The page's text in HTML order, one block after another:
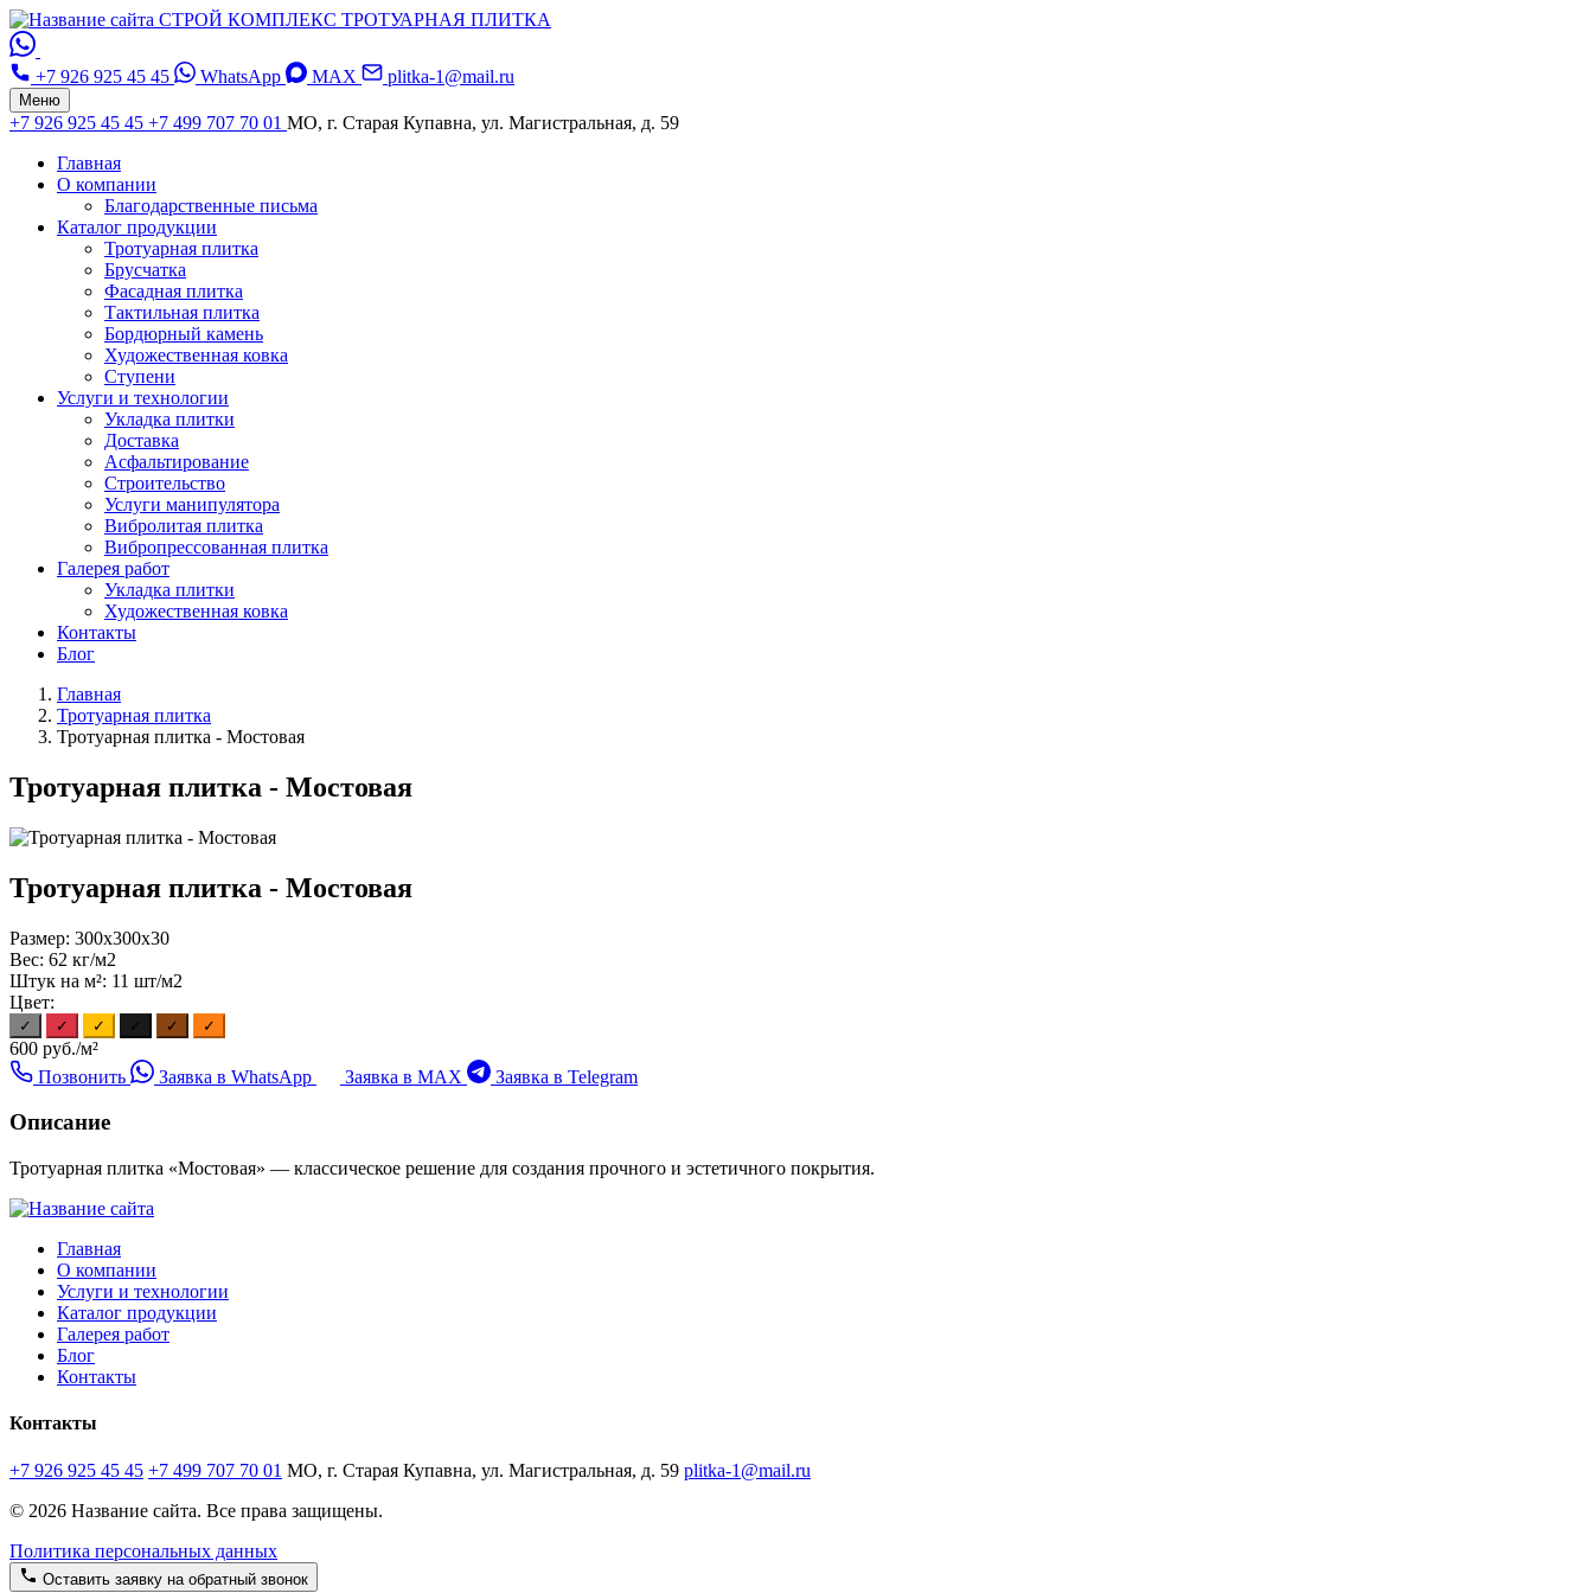
СТРОЙ КОМПЛЕКС ТРОТУАРНАЯ ПЛИТКА
+7 926 925 45 45 WhatsApp MAX plitka-1@mail.ru
Меню
+7 926 925 45 45 +7 499 707 70 01 МО, г. Старая Купавна, ул. Магистральная, д. 59
Главная
О компании
Благодарственные письма
Каталог продукции
Тротуарная плитка
Брусчатка
Фасадная плитка
Тактильная плитка
Бордюрный камень
Художественная ковка
Ступени
Услуги и технологии
Укладка плитки
Доставка
Асфальтирование
Строительство
Услуги манипулятора
Вибролитая плитка
Вибропрессованная плитка
Галерея работ
Укладка плитки
Художественная ковка
Контакты
Блог
Главная
Тротуарная плитка
Тротуарная плитка - Мостовая
Тротуарная плитка - Мостовая
Тротуарная плитка - Мостовая
Размер: 300х300х30
Вес: 62 кг/м2
Штук на м²: 11 шт/м2
Цвет:
✓ ✓ ✓ ✓ ✓ ✓
600 руб./м²
Позвонить
Заявка в WhatsApp Заявка в MAX Заявка в Telegram
Описание
Тротуарная плитка «Мостовая» — классическое решение для создания прочного и эстетичного покрытия.
Главная
О компании
Услуги и технологии
Каталог продукции
Галерея работ
Блог
Контакты
Контакты
+7 926 925 45 45 +7 499 707 70 01 МО, г. Старая Купавна, ул. Магистральная, д. 59 plitka-1@mail.ru
© 2026 Название сайта. Все права защищены.
Политика персональных данных
Оставить заявку на обратный звонок